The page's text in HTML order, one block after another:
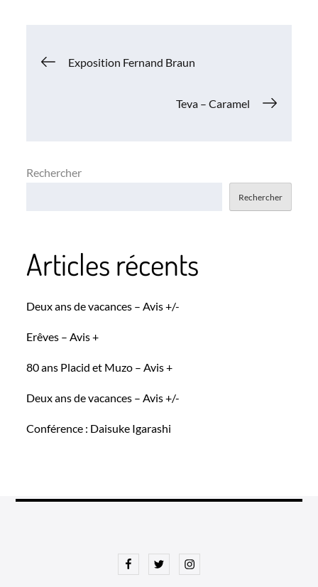
Navigation
Exposition Fernand Braun
Teva – Caramel
Rechercher
Rechercher
Articles récents
Deux ans de vacances – Avis +/-
Erêves – Avis +
80 ans Placid et Muzo – Avis +
Deux ans de vacances – Avis +/-
Conférence : Daisuke Igarashi
FacebookTwitterInstagram